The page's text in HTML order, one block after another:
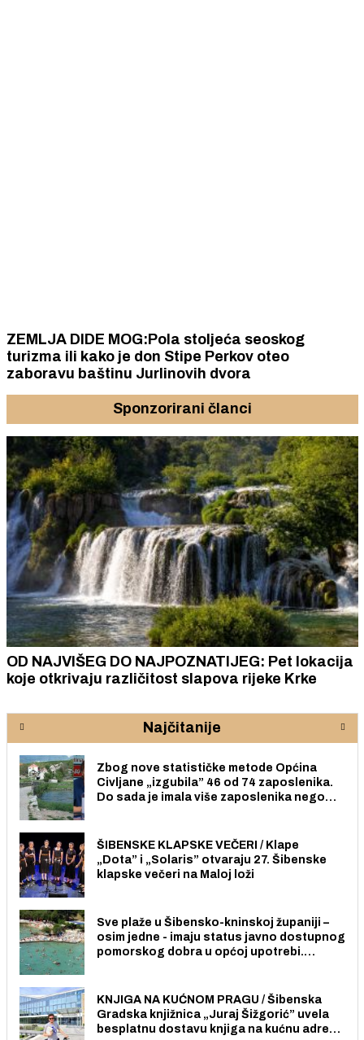
ZEMLJA DIDE MOG:Pola stoljeća seoskog
turizma ili kako je don Stipe Perkov oteo
zaboravu baštinu Jurlinovih dvora
Sponzorirani članci
OD NAJVIŠEG DO NAJPOZNATIJEG: Pet lokacija
koje otkrivaju različitost slapova rijeke Krke
Najčitanije
Zbog nove statističke metode Općina
Civljane „izgubila” 46 od 74 zaposlenika.
Do sada je imala više zaposlenika nego
ŠIBENSKE KLAPSKE VEČERI / Klape
„Dota” i „Solaris” otvaraju 27. Šibenske
klapske večeri na Maloj loži
Sve plaže u Šibensko-kninskoj županiji –
osim jedne - imaju status javno dostupnog
pomorskog dobra u općoj upotrebi.
KNJIGA NA KUĆNOM PRAGU / Šibenska
Gradska knjižnica „Juraj Šižgorić” uvela
besplatnu dostavu knjiga na kućnu adresu